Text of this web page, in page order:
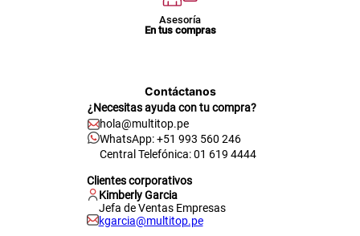
Asesoría
En tus compras
Contáctanos
¿Necesitas ayuda con tu compra?
hola@multitop.pe
WhatsApp: +51 993 560 246
Central Telefónica: 01 619 4444
Clientes corporativos
Kimberly Garcia
Jefa de Ventas Empresas
kgarcia@multitop.pe